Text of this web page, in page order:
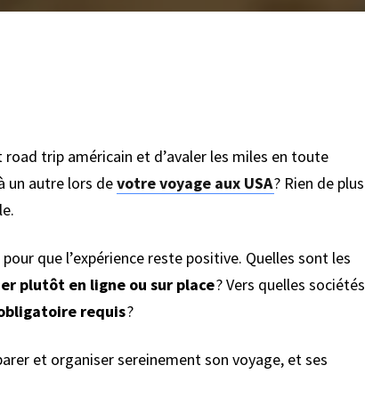
trip américain et d’avaler les miles en toute
un autre lors devotre voyage aux USA? Rien de plus
que l’expérience reste positive. Quelles sont les
plutôt en ligne ou sur place? Vers quelles sociétés
requis?
et organiser sereinement son voyage, et ses